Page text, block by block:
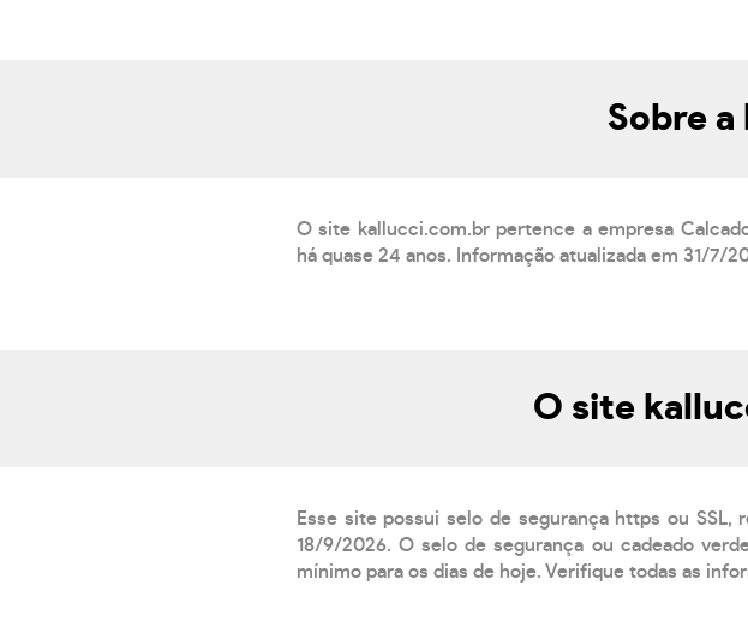
Sobre
O site kallucci.com.br pertence a empresa
há quase 24 anos. Informação atualizada em 31/7/
O site
Esse site possui selo de segurança https ou
18/9/2026. O selo de segurança ou cadeado
mínimo para os dias de hoje. Verifique todas as